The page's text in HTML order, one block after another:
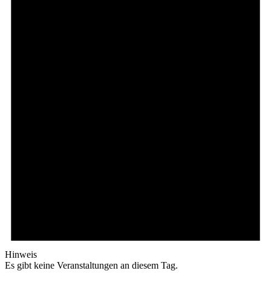
Hinweis
Es gibt keine Veranstaltungen an diesem Tag.